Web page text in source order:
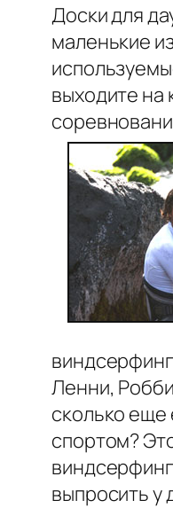
Доски для
маленькие
выходите на
Ленни,
сколько еще
спортом?
выпросить у